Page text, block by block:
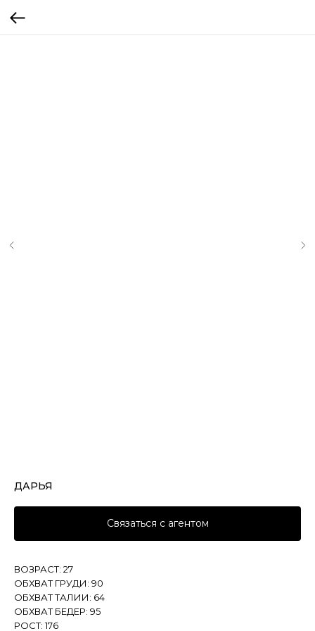
ДАРЬЯ
Связаться с агентом
ВОЗРАСТ: 27
ОБХВАТ ГРУДИ: 90
ОБХВАТ ТАЛИИ: 64
ОБХВАТ БЕДЕР: 95
РОСТ: 176